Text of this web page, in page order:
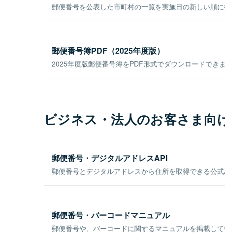
郵便番号を公表した市町村の一覧を実施日の新しい順に
郵便番号簿PDF（2025年度版）
2025年度版郵便番号簿をPDF形式でダウンロードできま
ビジネス・法人のお客さま向
郵便番号・デジタルアドレスAPI
郵便番号とデジタルアドレスから住所を取得できる公式
郵便番号・バーコードマニュアル
郵便番号や、バーコードに関するマニュアルを掲載して